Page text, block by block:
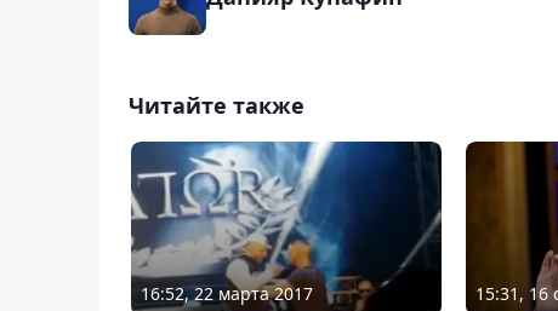
Читайте также
16:52, 22 марта 2017 15:31, 16